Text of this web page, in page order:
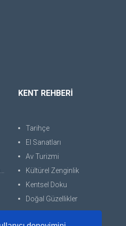
KENT REHBERİ
Tarihçe
El Sanatları
Av Turizmi
Kültürel Zenginlik
Kentsel Doku
Doğal Güzellikler